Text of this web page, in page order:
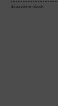
disponible en ebook: